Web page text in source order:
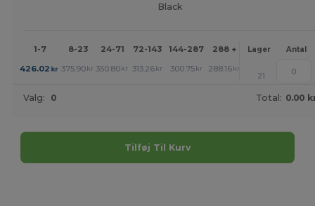
Black
1-7 8-23 24-71 72-143 144-287 288 + Mere
Lager Antal
426.02 kr 375.90 kr 350.80 kr 313.26 kr 300.75 kr 288.16 kr +
21
Valg: 0 Total: 0.00
Tilføj Til Kurv